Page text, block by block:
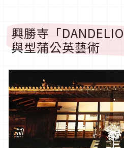
興勝寺「
與型蒲公英藝術